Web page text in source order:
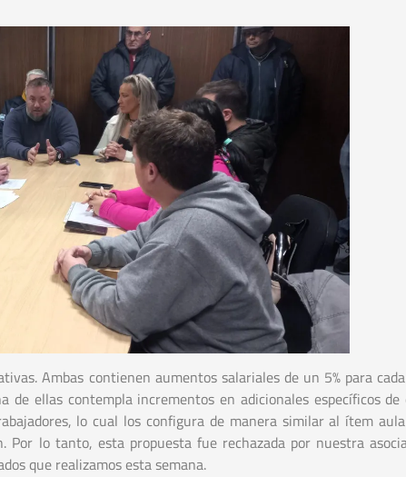
Ambas contienen aumentos salariales de un 5% para
ellas contempla incrementos en adicionales específicos de
lo cual los configura de manera similar al ítem
Por lo tanto, esta propuesta fue rechazada por nuestra
que realizamos esta semana.